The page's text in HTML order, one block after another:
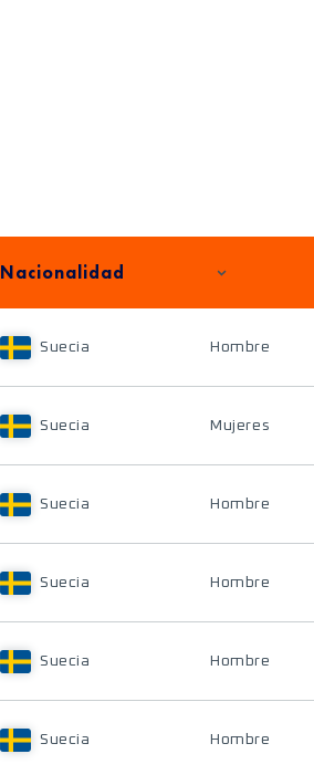
Nacionalidad
Suecia Hombre
Suecia Mujeres
Suecia Hombre
Suecia Hombre
Suecia Hombre
Suecia Hombre